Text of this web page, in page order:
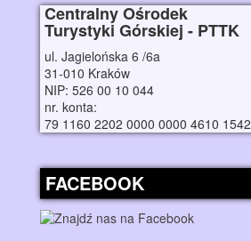
Centralny Ośrodek
Turystyki Górskiej - PTTK
ul. Jagielońska 6 /6a
31-010 Kraków
NIP: 526 00 10 044
nr. konta:
79 1160 2202 0000 0000 4610 1542
FACEBOOK